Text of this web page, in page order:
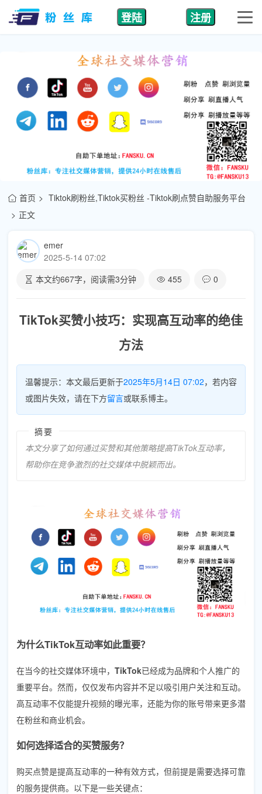
登陆 注册
首页
Tiktok刷粉丝,Tiktok买粉丝 -Tiktok刷点赞自助服务平台
正文
emer
2025-5-14 07:02
本文约667字，阅读需3分钟 455 0
TikTok买赞小技巧：实现高互动率的绝佳
方法
温馨提示：本文最后更新于2025年5月14日 07:02，若内容
或图片失效，请在下方留言或联系博主。
摘要
本文分享了如何通过买赞和其他策略提高TikTok互动率，
帮助你在竞争激烈的社交媒体中脱颖而出。
为什么TikTok互动率如此重要？
在当今的社交媒体环境中， TikTok已经成为品牌和个人推广的
重要平台。然而，仅仅发布内容并不足以吸引用户关注和互动。
高互动率不仅能提升视频的曝光率，还能为你的账号带来更多潜
在粉丝和商业机会。
如何选择适合的买赞服务？
购买点赞是提高互动率的一种有效方式，但前提是需要选择可靠
的服务提供商。以下是一些关键点：